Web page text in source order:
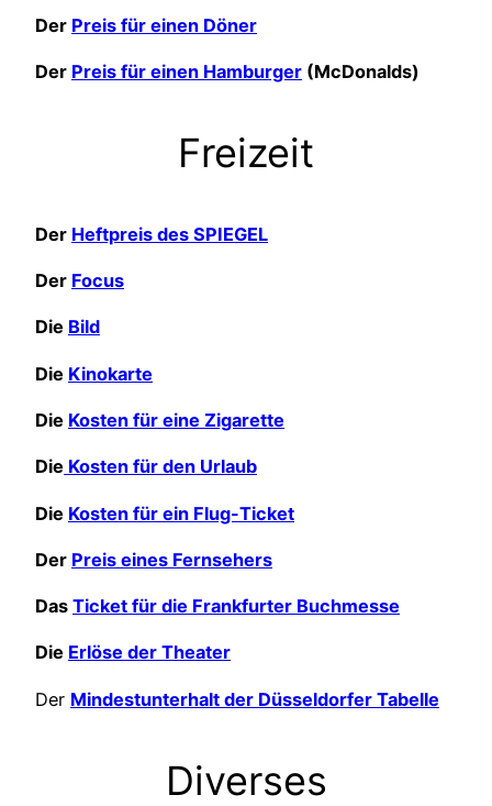
Der Preis für einen Döner
Der Preis für einen Hamburger (McDonalds)
Freizeit
Der Heftpreis des SPIEGEL
Der Focus
Die Bild
Die Kinokarte
Die Kosten für eine Zigarette
Die Kosten für den Urlaub
Die Kosten für ein Flug-Ticket
Der Preis eines Fernsehers
Das Ticket für die Frankfurter Buchmesse
Die Erlöse der Theater
Der Mindestunterhalt der Düsseldorfer Tabelle
Diverses